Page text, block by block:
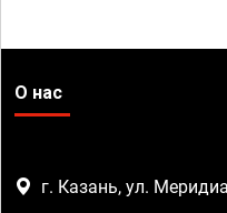
О нас
г. Казань, ул.